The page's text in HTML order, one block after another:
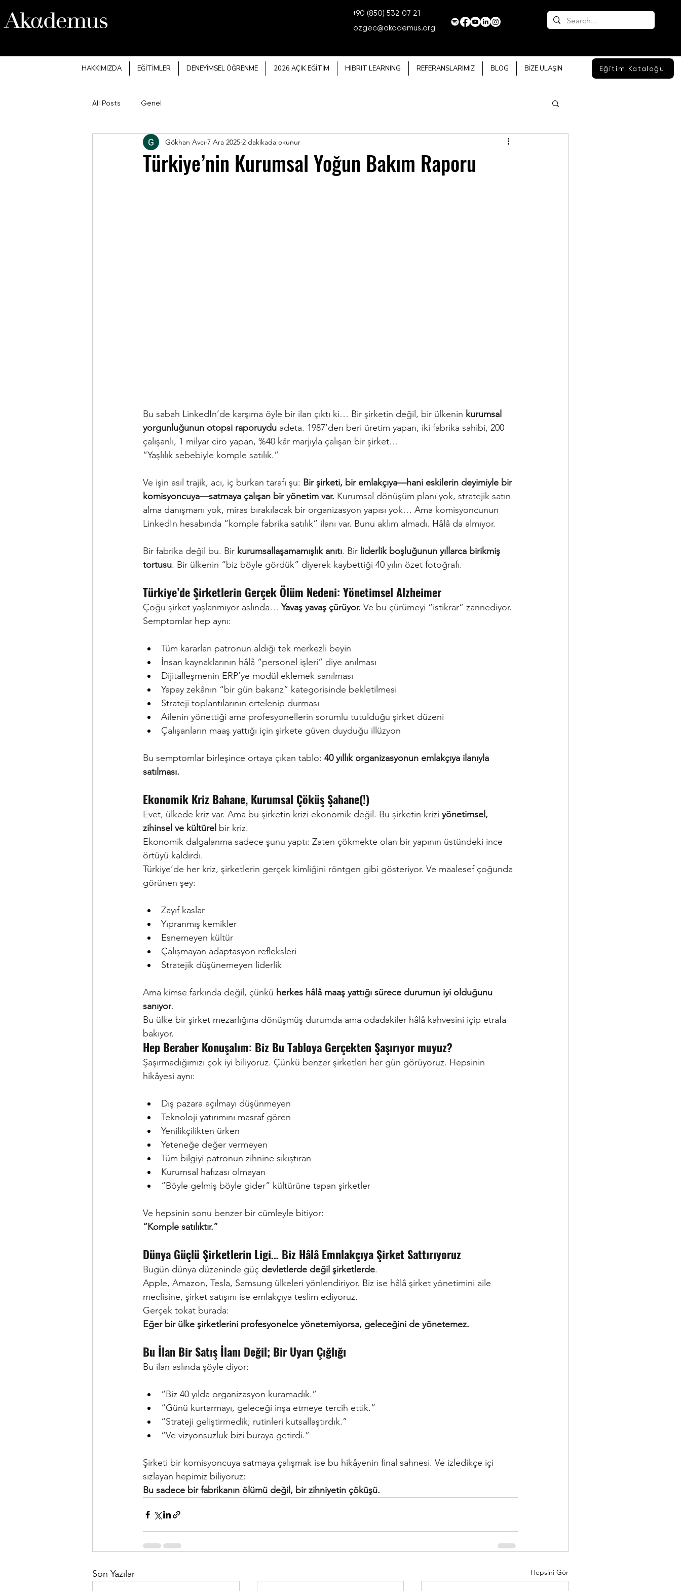
+90 (850) 532 07 21
ozgec@akademus.org
HAKKIMIZDA EĞİTİMLER DENEYİMSEL ÖĞRENME 2026 AÇIK EĞİTİM HIBRIT LEARNING REFERANSLARIMIZ BLOG BİZE ULAŞIN Eğitim Kataloğu
All Posts Genel
Türkiye’nin Kurumsal Yoğun Bakım Raporu
Gökhan Avcı 7 Ara 2025 2 dakikada okunur
Bu sabah LinkedIn’de karşıma öyle bir ilan çıktı ki… Bir şirketin değil, bir ülkenin kurumsal
yorgunluğunun otopsi raporuydu adeta. 1987’den beri üretim yapan, iki fabrika sahibi, 200
çalışanlı, 1 milyar ciro yapan, %40 kâr marjıyla çalışan bir şirket…
“Yaşlılık sebebiyle komple satılık.”
Ve işin asıl trajik, acı, iç burkan tarafı şu: Bir şirketi, bir emlakçıya—hani eskilerin deyimiyle bir
komisyoncuya—satmaya çalışan bir yönetim var. Kurumsal dönüşüm planı yok, stratejik satın
alma danışmanı yok, miras bırakılacak bir organizasyon yapısı yok… Ama komisyoncunun
LinkedIn hesabında “komple fabrika satılık” ilanı var. Bunu aklım almadı. Hâlâ da almıyor.
Bir fabrika değil bu. Bir kurumsallaşamamışlık anıtı. Bir liderlik boşluğunun yıllarca birikmiş
tortusu. Bir ülkenin “biz böyle gördük” diyerek kaybettiği 40 yılın özet fotoğrafı.
Türkiye’de Şirketlerin Gerçek Ölüm Nedeni: Yönetimsel Alzheimer
Çoğu şirket yaşlanmıyor aslında… Yavaş yavaş çürüyor. Ve bu çürümeyi “istikrar” zannediyor.
Semptomlar hep aynı:
Tüm kararları patronun aldığı tek merkezli beyin
İnsan kaynaklarının hâlâ “personel işleri” diye anılması
Dijitalleşmenin ERP’ye modül eklemek sanılması
Yapay zekânın “bir gün bakarız” kategorisinde bekletilmesi
Strateji toplantılarının ertelenip durması
Ailenin yönettiği ama profesyonellerin sorumlu tutulduğu şirket düzeni
Çalışanların maaş yattığı için şirkete güven duyduğu illüzyon
Bu semptomlar birleşince ortaya çıkan tablo: 40 yıllık organizasyonun emlakçıya ilanıyla
satılması.
Ekonomik Kriz Bahane, Kurumsal Çöküş Şahane(!)
Evet, ülkede kriz var. Ama bu şirketin krizi ekonomik değil. Bu şirketin krizi yönetimsel,
zihinsel ve kültürel bir kriz.
Ekonomik dalgalanma sadece şunu yaptı: Zaten çökmekte olan bir yapının üstündeki ince
örtüyü kaldırdı.
Türkiye’de her kriz, şirketlerin gerçek kimliğini röntgen gibi gösteriyor. Ve maalesef çoğunda
görünen şey:
Zayıf kaslar
Yıpranmış kemikler
Esnemeyen kültür
Çalışmayan adaptasyon refleksleri
Stratejik düşünemeyen liderlik
Ama kimse farkında değil, çünkü herkes hâlâ maaş yattığı sürece durumun iyi olduğunu
sanıyor.
Bu ülke bir şirket mezarlığına dönüşmüş durumda ama odadakiler hâlâ kahvesini içip etrafa
bakıyor.
Hep Beraber Konuşalım: Biz Bu Tabloya Gerçekten Şaşırıyor muyuz?
Şaşırmadığımızı çok iyi biliyoruz. Çünkü benzer şirketleri her gün görüyoruz. Hepsinin
hikâyesi aynı:
Dış pazara açılmayı düşünmeyen
Teknoloji yatırımını masraf gören
Yenilikçilikten ürken
Yeteneğe değer vermeyen
Tüm bilgiyi patronun zihnine sıkıştıran
Kurumsal hafızası olmayan
“Böyle gelmiş böyle gider” kültürüne tapan şirketler
Ve hepsinin sonu benzer bir cümleyle bitiyor:
“Komple satılıktır.”
Dünya Güçlü Şirketlerin Ligi… Biz Hâlâ Emnlakçıya Şirket Sattırıyoruz
Bugün dünya düzeninde güç devletlerde değil şirketlerde.
Apple, Amazon, Tesla, Samsung ülkeleri yönlendiriyor. Biz ise hâlâ şirket yönetimini aile
meclisine, şirket satışını ise emlakçıya teslim ediyoruz.
Gerçek tokat burada:
Eğer bir ülke şirketlerini profesyonelce yönetemiyorsa, geleceğini de yönetemez.
Bu İlan Bir Satış İlanı Değil; Bir Uyarı Çığlığı
Bu ilan aslında şöyle diyor:
“Biz 40 yılda organizasyon kuramadık.”
“Günü kurtarmayı, geleceği inşa etmeye tercih ettik.”
“Strateji geliştirmedik; rutinleri kutsallaştırdık.”
“Ve vizyonsuzluk bizi buraya getirdi.”
Şirketi bir komisyoncuya satmaya çalışmak ise bu hikâyenin final sahnesi. Ve izledikçe içi
sızlayan hepimiz biliyoruz:
Bu sadece bir fabrikanın ölümü değil, bir zihniyetin çöküşü.
Son Yazılar Hepsini Gör